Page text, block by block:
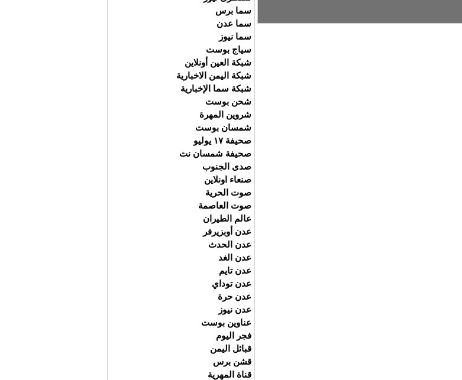
سما برس
سما عدن
سما نيوز
سياج بوست
شبكة العين أونلاين
شبكة اليمن الاخبارية
شبكة سما الإخبارية
شحن بوست
شروين المهرة
شمسان بوست
صحيفة ١٧ يوليو
صحيفة شمسان نت
صدى الجنوب
صنعاء اونلاين
صوت الحرية
صوت العاصمة
عالم الطيران
عدن أوبزيرفر
عدن الحدث
عدن الغد
عدن تايم
عدن توداي
عدن حرة
عدن نيوز
عناوين بوست
فجر اليوم
قبائل اليمن
قشن برس
قناة المهرية